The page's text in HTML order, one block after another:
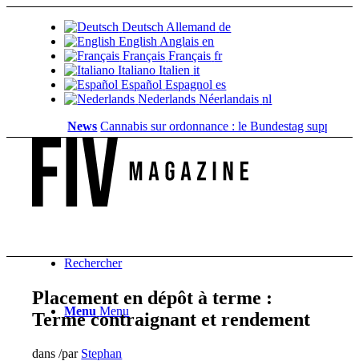
Deutsch Allemand de
English Anglais en
Français Français fr
Italiano Italien it
Español Espagnol es
Nederlands Néerlandais nl
News Cannabis sur ordonnance : le Bundestag supprime...
Rechercher
Menu Menu
Placement en dépôt à terme :
Terme contraignant et rendement
dans/par Stephan